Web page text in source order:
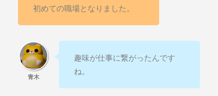
初めての職場となりました。
趣味が仕事に繋がったんです
ね。